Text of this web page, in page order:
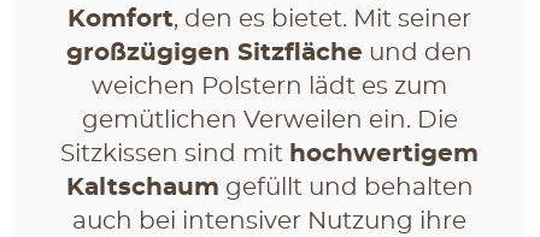
Komfort, den es bietet. Mit seiner
großzügigen Sitzfläche und den
weichen Polstern lädt es zum
gemütlichen Verweilen ein. Die
Sitzkissen sind mit hochwertigem
Kaltschaum gefüllt und behalten
auch bei intensiver Nutzung ihre